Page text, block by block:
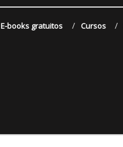
E-books gratuitos Cursos